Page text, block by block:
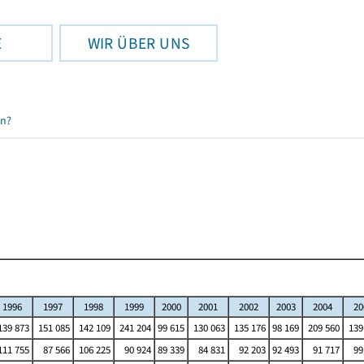
WIR ÜBER UNS
1996 1997 1998 1999 2000 2001 2002 2003 2004
873 151 085 142 109 241 204 99 615 130 063 135 176 98 169 209 560
755 87 566 106 225 90 924 89 339 84 831 92 203 92 493 91 717